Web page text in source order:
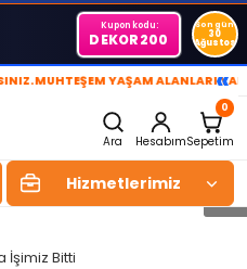
Kupon kodu:
DEKOR200
Son gün
30
Ağustos
MUHTEŞEM YAŞAM ALANLARI «
Ara Hesabım
0
Sepetim
Hizmetlerimiz
İşimiz Bitti